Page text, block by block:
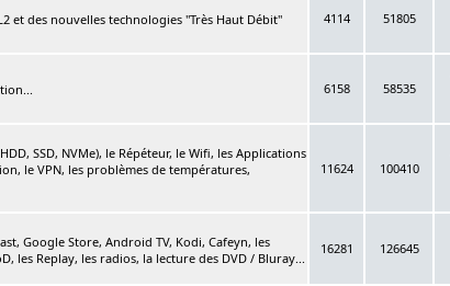
et des nouvelles technologies "Très Haut Débit" 4114 51805
6158 58535
SSD, NVMe), le Répéteur, le Wifi, les Applications
le VPN, les problèmes de températures,
11624 100410
Google Store, Android TV, Kodi, Cafeyn, les
les Replay, les radios, la lecture des DVD / Bluray...
16281 126645